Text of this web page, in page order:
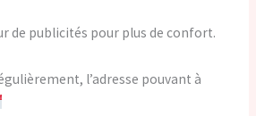
de publicités pour plus de confort.
l’adresse pouvant à